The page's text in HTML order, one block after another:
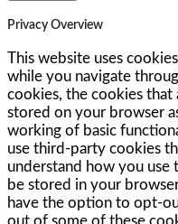
Privacy Overview
This website uses
while you navigate
cookies, the cookies that
stored on your browser
working of basic
use third-party cookies
understand how you use
be stored in your
have the option to opt-